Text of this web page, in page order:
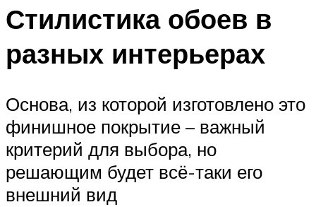
Стилистика обоев в
разных интерьерах
Основа, из которой изготовлено это
финишное покрытие – важный
критерий для выбора, но
решающим будет всё-таки его
внешний вид